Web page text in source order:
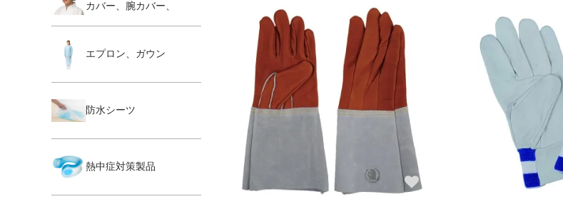
カバー、腕カバー、
エプロン、ガウン
防水シーツ
熱中症対策製品